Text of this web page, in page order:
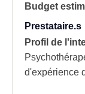
Budget
Prestataire.s
Profil de
d'expérience